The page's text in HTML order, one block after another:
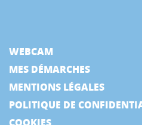
WEBCAM
MES DÉMARCHES
MENTIONS LÉGALES
POLITIQUE DE
COOKIES